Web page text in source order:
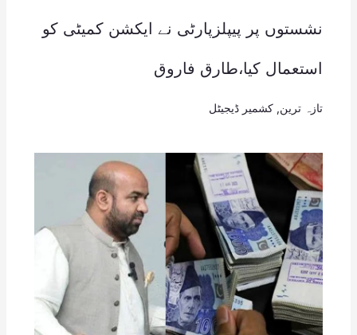
نشستوں پر پیپلزپارٹی نے ایکشن کمیٹی کو
استعمال کیا،طارق فاروق
تازہ ترین کشمیر ڈیجیٹل